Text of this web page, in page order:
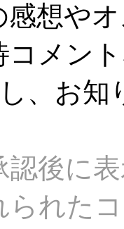
感想や
コメン
、お
後に
られた